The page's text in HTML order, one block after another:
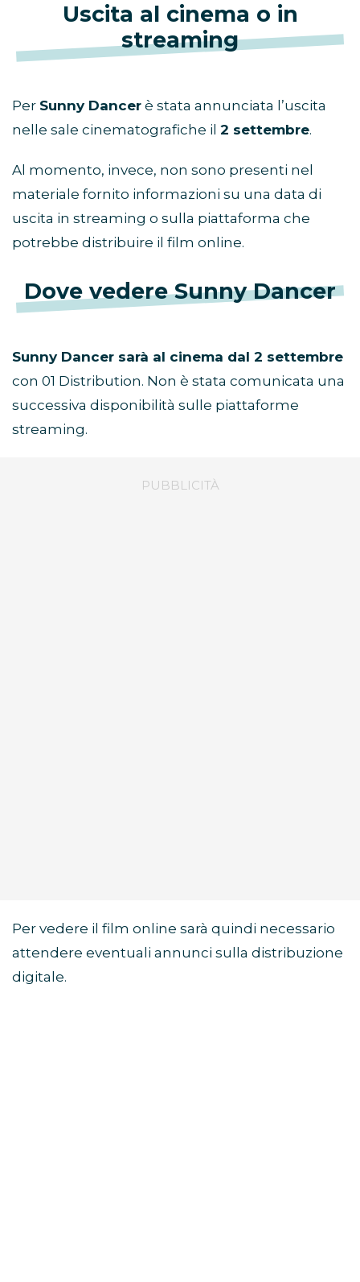
Uscita al cinema o in
streaming
Per Sunny Dancer è stata annunciata l’uscita
nelle sale cinematografiche il 2 settembre.
Al momento, invece, non sono presenti nel
materiale fornito informazioni su una data di
uscita in streaming o sulla piattaforma che
potrebbe distribuire il film online.
Dove vedere Sunny Dancer
Sunny Dancer sarà al cinema dal 2 settembre
con 01 Distribution. Non è stata comunicata una
successiva disponibilità sulle piattaforme
streaming.
Per vedere il film online sarà quindi necessario
attendere eventuali annunci sulla distribuzione
digitale.